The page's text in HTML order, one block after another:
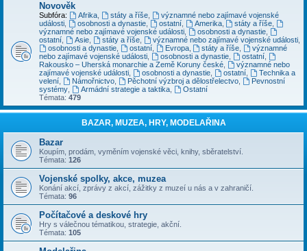
Novověk
Subfóra: Afrika, státy a říše,
významné nebo zajímavé vojenské
události
osobnosti a dynastie, ostatní, Amerika, státy a říše
významné nebo zajímavé vojenské události
osobnosti a dynastie,
ostatní
Asie, státy a říše, významné nebo zajímavé vojenské události,
osobnosti a dynastie, ostatní, Evropa, státy a říše
významné
nebo zajímavé vojenské události
osobnosti a dynastie, ostatní,
Rakousko – Uherská monarchie a Země Koruny české
významné nebo
zajímavé vojenské události
osobnosti a dynastie, ostatní,
Technika a
velení
Námořnictvo, Pěchotní výzbroj a dělostřelectvo,
Pevnostní
systémy
Armádní strategie a taktika,
Ostatní
Témata: 479
BAZAR, MUZEA, HRY, MODELAŘINA
Bazar
Koupím, prodám, vyměním vojenské věci, knihy, sběratelství.
Témata: 126
Vojenské spolky, akce, muzea
Konání akcí, zprávy z akcí, zážitky z muzeí u nás a v zahraničí.
Témata: 96
Počítačové a deskové hry
Hry s válečnou tématikou, strategie, akční.
Témata: 105